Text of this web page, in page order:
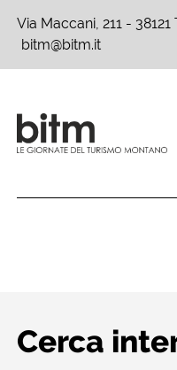
Via Maccani, 211 - 38121
bitm@bitm.it
Cerca